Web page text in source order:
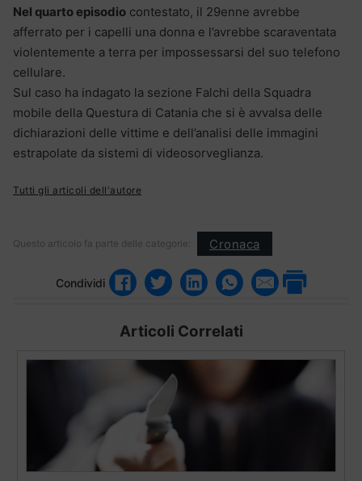
Nel quarto episodio contestato, il 29enne avrebbe
afferrato per i capelli una donna e l’avrebbe scaraventata
violentemente a terra per impossessarsi del suo telefono
cellulare.
Sul caso ha indagato la sezione Falchi della Squadra
mobile della Questura di Catania che si è avvalsa delle
dichiarazioni delle vittime e dell’analisi delle immagini
estrapolate da sistemi di videosorveglianza.
Tutti gli articoli dell'autore
Questo articolo fa parte delle categorie: Cronaca
Condividi
Articoli Correlati